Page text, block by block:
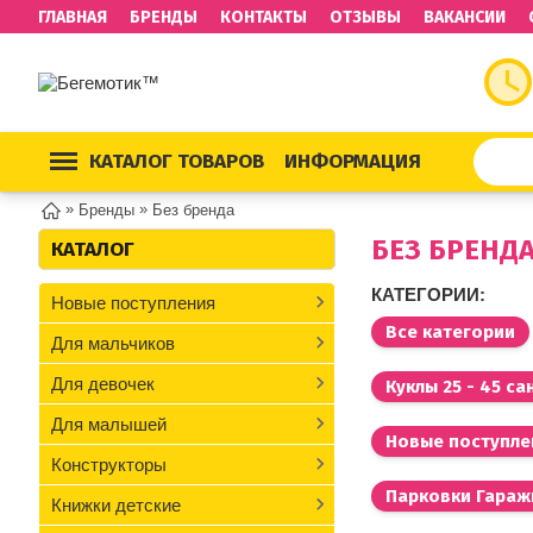
ГЛАВНАЯ БРЕНДЫ КОНТАКТЫ ОТЗЫВЫ ВАКАНСИИ
КАТАЛОГ ТОВАРОВ ИНФОРМАЦИЯ
» Бренды » Без бренда
КАТАЛОГ
Новые поступления
Для мальчиков
Для девочек
Для малышей
Конструкторы
Книжки детские
БЕЗ
КАТЕГОРИИ:
Все категории
Куклы 25 - 45
Новые
Парковки